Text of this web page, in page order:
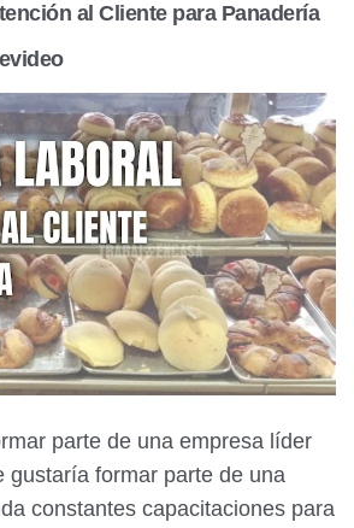
al Cliente para Panadería
parte de una empresa líder
gustaría formar parte de una
constantes capacitaciones para